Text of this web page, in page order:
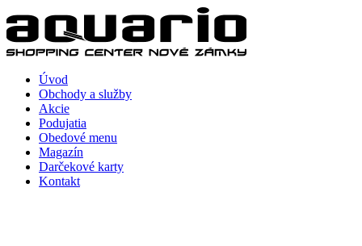
Preskočiť
na
obsah
Úvod
Obchody a služby
Akcie
Podujatia
Obedové menu
Magazín
Darčekové karty
Kontakt